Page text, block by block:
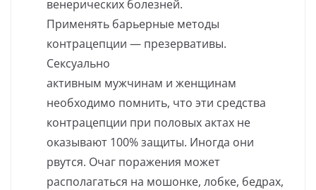
венерических болезней.
Применять барьерные методы
контрацепции — презервативы.
Сексуально
активным мужчинам и женщинам
необходимо помнить, что эти средства
контрацепции при половых актах не
оказывают 100% защиты. Иногда они
рвутся. Очаг поражения может
располагаться на мошонке, лобке, бедрах,